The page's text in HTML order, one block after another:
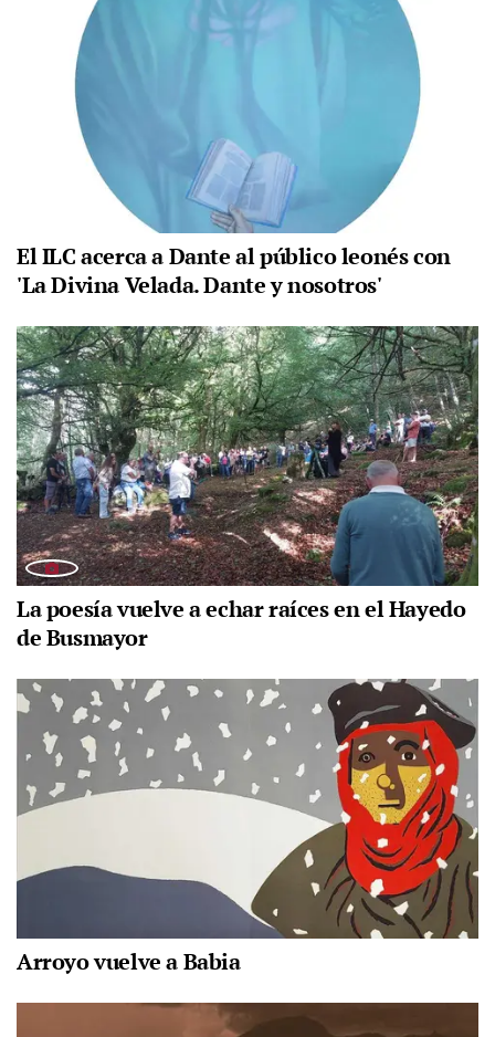
El ILC acerca a Dante al público leonés con
'La Divina Velada. Dante y nosotros'
La poesía vuelve a echar raíces en el Hayedo
de Busmayor
Arroyo vuelve a Babia